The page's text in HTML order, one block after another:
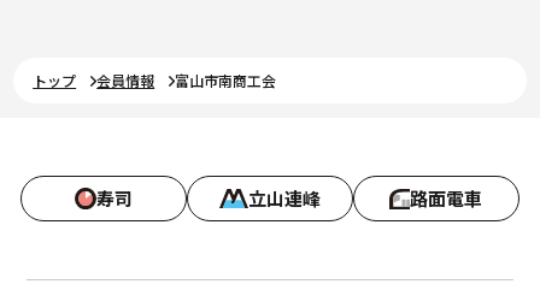
トップ 会員情報 富山市南商工会
寿司 立山連峰 路面電車